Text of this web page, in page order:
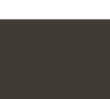
e link